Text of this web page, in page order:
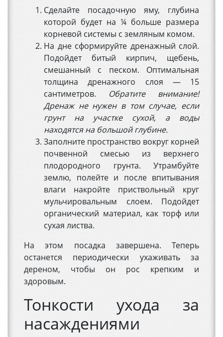
Сделайте посадочную яму, глубина
которой будет на ¼ больше размера
корневой системы с земляным комом.
На дне сформируйте дренажный слой.
Подойдет битый кирпич, щебень,
смешанный с песком. Оптимальная
толщина дренажного слоя — 15
сантиметров. Обратите внимание!
Дренаж не нужен в том случае, если
грунт на участке сухой, а воды
находятся на большой глубине.
Заполните пространство вокруг корней
почвенной смесью из верхнего
плодородного грунта. Утрамбуйте
землю, полейте и после впитывания
влаги накройте приствольный круг
мульчировальным слоем. Подойдет
органический материал, как торф или
сухая листва.
На этом посадка завершена. Теперь
останется периодически ухаживать за
дереном, чтобы он рос крепким и
здоровым.
Тонкости ухода за
насаждениями